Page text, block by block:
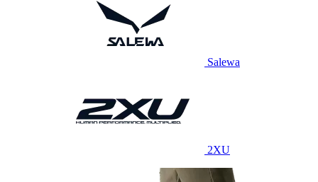
Salewa
2XU